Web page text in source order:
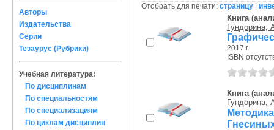
Авторы
Издательства
Серии
Тезаурус (Рубрики)
Учебная литература:
По дисциплинам
По специальностям
По специализациям
По циклам дисциплин
Отобрать для печати: страницу
Книга
Гундорина,
2017 г.
ISBN
Книга
Гундорина,